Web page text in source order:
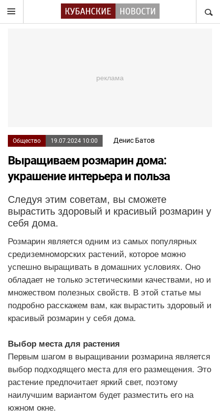
Общество 19.07.2024 10:00 Денис Батов
Выращиваем розмарин дома:
украшение интерьера и польза
Следуя этим советам, вы сможете
вырастить здоровый и красивый розмарин у
себя дома.
Розмарин является одним из самых популярных
средиземноморских растений, которое можно
успешно выращивать в домашних условиях. Оно
обладает не только эстетическими качествами, но и
множеством полезных свойств. В этой статье мы
подробно расскажем вам, как вырастить здоровый и
красивый розмарин у себя дома.
Выбор места для растения
Первым шагом в выращивании розмарина является
выбор подходящего места для его размещения. Это
растение предпочитает яркий свет, поэтому
наилучшим вариантом будет разместить его на
южном окне.